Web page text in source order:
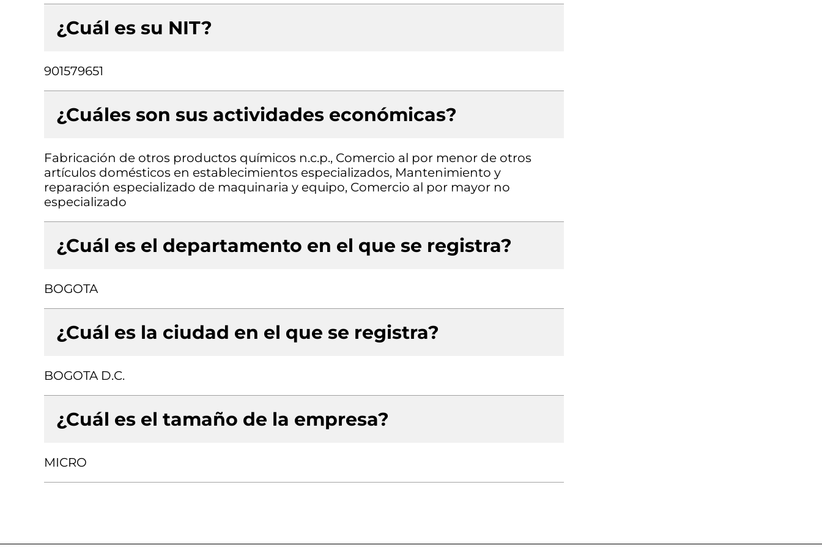
¿Cuál es su NIT?
901579651
¿Cuáles son sus actividades económicas?
Fabricación de otros productos químicos n.c.p., Comercio al por menor de otros
artículos domésticos en establecimientos especializados, Mantenimiento y
reparación especializado de maquinaria y equipo, Comercio al por mayor no
especializado
¿Cuál es el departamento en el que se registra?
BOGOTA
¿Cuál es la ciudad en el que se registra?
BOGOTA D.C.
¿Cuál es el tamaño de la empresa?
MICRO